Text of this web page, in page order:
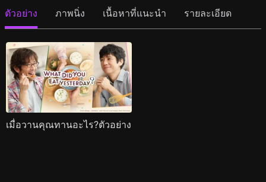
ตัวอย่าง ภาพนิ่ง เนื้อหาที่แนะนำ รายละเอียด
เมื่อวานคุณทานอะไร?ตัวอย่าง